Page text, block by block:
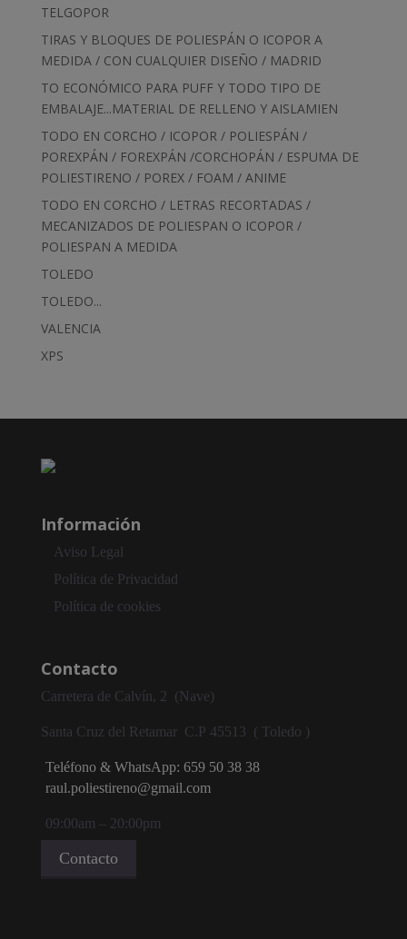
TELGOPOR
TIRAS Y BLOQUES DE POLIESPÁN O ICOPOR A
MEDIDA / CON CUALQUIER DISEÑO / MADRID
TO ECONÓMICO PARA PUFF Y TODO TIPO DE
EMBALAJE...MATERIAL DE RELLENO Y AISLAMIEN
TODO EN CORCHO / ICOPOR / POLIESPÁN /
POREXPÁN / FOREXPÁN /CORCHOPÁN / ESPUMA DE
POLIESTIRENO / POREX / FOAM / ANIME
TODO EN CORCHO / LETRAS RECORTADAS /
MECANIZADOS DE POLIESPAN O ICOPOR /
POLIESPAN A MEDIDA
TOLEDO
TOLEDO...
VALENCIA
XPS
Información
Aviso Legal
Política de Privacidad
Política de cookies
Contacto
Carretera de Calvín, 2 (Nave)
Santa Cruz del Retamar C.P 45513 ( Toledo )
Teléfono & WhatsApp: 659 50 38 38
raul.poliestireno@gmail.com
09:00am – 20:00pm
Contacto